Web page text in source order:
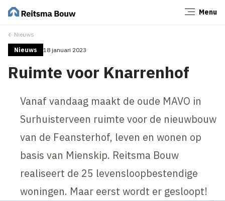
Menu
Nieuws
Nieuws 18 januari 2023
Ruimte voor Knarrenhof
Vanaf vandaag maakt de oude MAVO in
Surhuisterveen ruimte voor de nieuwbouw
van de Feansterhof, leven en wonen op
basis van Mienskip. Reitsma Bouw
realiseert de 25 levensloopbestendige
woningen. Maar eerst wordt er gesloopt!
Sluiten